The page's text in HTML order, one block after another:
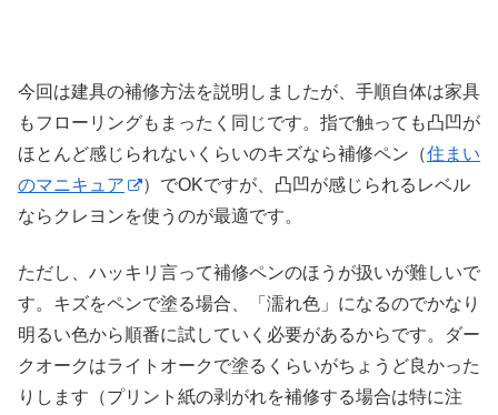
今回は建具の補修方法を説明しましたが、手順自体は家具
もフローリングもまったく同じです。指で触っても凸凹が
ほとんど感じられないくらいのキズなら補修ペン（住まい
のマニキュア
）でOKですが、凸凹が感じられるレベル
ならクレヨンを使うのが最適です。
ただし、ハッキリ言って補修ペンのほうが扱いが難しいで
す。キズをペンで塗る場合、「濡れ色」になるのでかなり
明るい色から順番に試していく必要があるからです。ダー
クオークはライトオークで塗るくらいがちょうど良かった
りします（プリント紙の剥がれを補修する場合は特に注